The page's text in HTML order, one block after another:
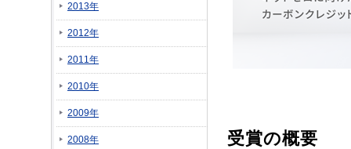
受賞の概要
2013年
2012年
2011年
2010年
2009年
2008年